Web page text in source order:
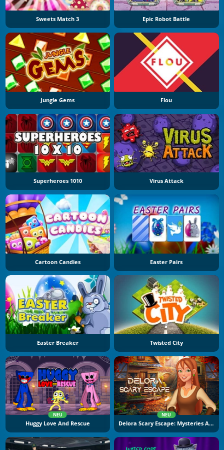
Sweets Match 3 Epic Robot Battle
Jungle Gems Flou
Superheroes 1010 Virus Attack
Cartoon Candies Easter Pairs
Easter Breaker Twisted City
NEU
Huggy Love And Rescue
NEU
Delora Scary Escape: Mysteries Adventure